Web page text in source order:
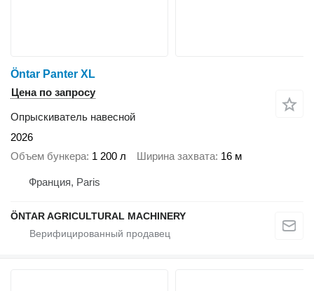
Öntar Panter XL
Цена по запросу
Опрыскиватель навесной
2026
Объем бункера 1 200 л Ширина захвата 16 м
Франция, Paris
ÖNTAR AGRICULTURAL MACHINERY